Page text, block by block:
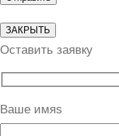
ЗАКРЫТЬ
Оставить заявку
Ваше имяs